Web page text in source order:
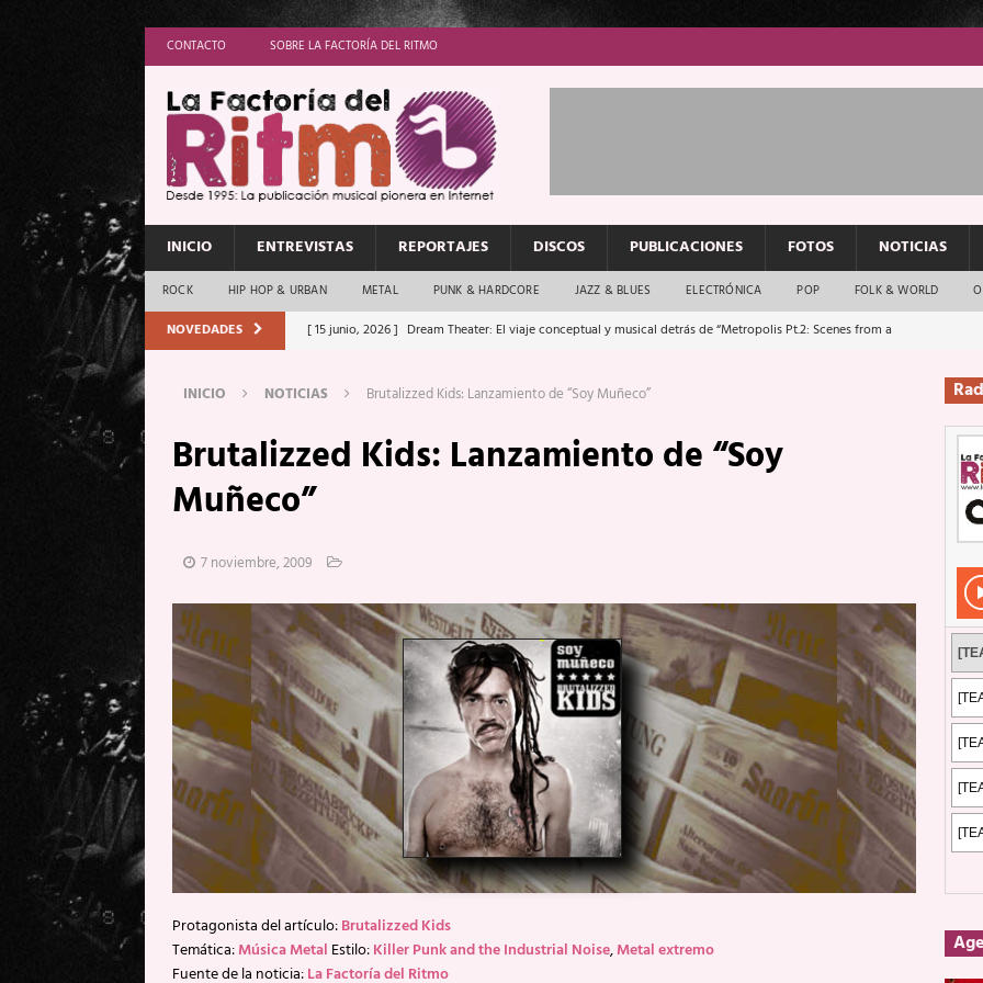
CONTACTO SOBRE LA FACTORÍA DEL RITMO
INICIO ENTREVISTAS REPORTAJES DISCOS PUBLICACIONES FOTOS NOTICIAS
ROCK HIP HOP & URBAN METAL PUNK & HARDCORE JAZZ & BLUES ELECTRÓNICA POP FOLK & WORLD
NOVEDADES [ 15 junio, 2026 ] Dream Theater: El viaje conceptual y musical detrás de “Metropolis Pt.2: Scenes from a
[ 11 junio, 2026 ] Vamos Con Todo: El rock urbano sigue en buenas manos
[ 1 junio, 2026 ]
Ave Exsilyum, los que van a escucharte te saludan
ENTREVISTAS
REPORTAJES
[ 17 mayo, 2026 ]
[ 5 agosto, 2026 ] Florent Gorges: La historia de Nintendo Vol. 2 PUBLICACIONES
INICIO NOTICIAS Brutalizzed Kids: Lanzamiento de “Soy Muñeco”
Brutalizzed Kids: Lanzamiento de “Soy
Muñeco”
7 noviembre, 2009
Protagonista del artículo:Brutalizzed Kids
Temática:Música Metal Estilo:Killer Punk and the Industrial Noise,Metal extremo
Fuente de la noticia:La Factoría del Ritmo